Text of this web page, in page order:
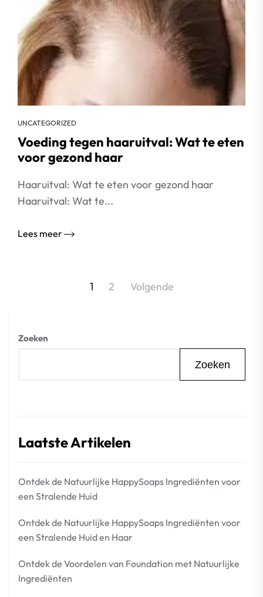
UNCATEGORIZED
Voeding tegen haaruitval: Wat te eten
voor gezond haar
Haaruitval: Wat te eten voor gezond haar
Haaruitval: Wat te...
Lees meer
Berichtnavigatie
1 2 Volgende
Zoeken
Zoeken
Laatste Artikelen
Ontdek de Natuurlijke HappySoaps Ingrediënten voor
een Stralende Huid
Ontdek de Natuurlijke HappySoaps Ingrediënten voor
een Stralende Huid en Haar
Ontdek de Voordelen van Foundation met Natuurlijke
Ingrediënten